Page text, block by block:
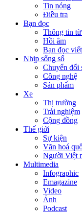
Tin nóng
Điều tra
Bạn đọc
Thông tin
Hồi âm
Bạn đọc viết
Nhịp sống số
Chuyển đổi
Công nghệ
Sản phẩm
Xe
Thị trường
Trải nghiệm
Cộng đồng
Thế giới
Sự kiện
Văn hoá
Người Việt
Multimedia
Infographic
Emagazine
Video
Ảnh
Podcast